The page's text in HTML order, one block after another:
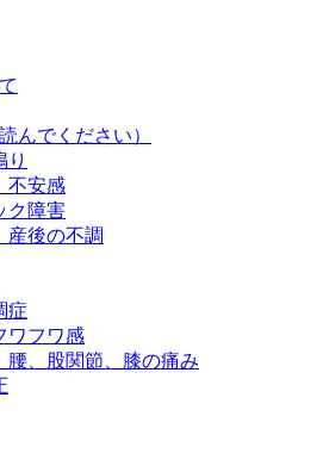
んでください）
り
不安感
ク障害
産後の不調
症
ワフワ感
腰、股関節、膝の痛み